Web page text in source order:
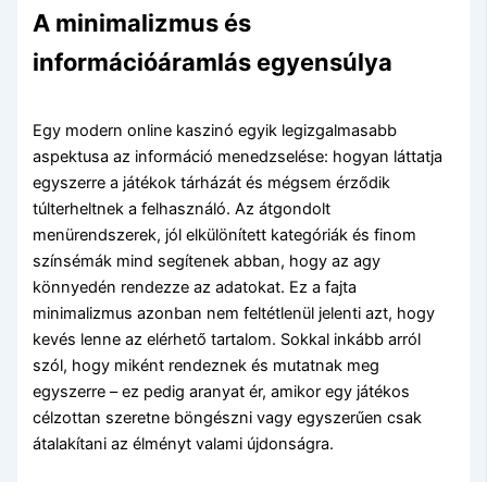
A minimalizmus és
információáramlás egyensúlya
Egy modern online kaszinó egyik legizgalmasabb
aspektusa az információ menedzselése: hogyan láttatja
egyszerre a játékok tárházát és mégsem érződik
túlterheltnek a felhasználó. Az átgondolt
menürendszerek, jól elkülönített kategóriák és finom
színsémák mind segítenek abban, hogy az agy
könnyedén rendezze az adatokat. Ez a fajta
minimalizmus azonban nem feltétlenül jelenti azt, hogy
kevés lenne az elérhető tartalom. Sokkal inkább arról
szól, hogy miként rendeznek és mutatnak meg
egyszerre – ez pedig aranyat ér, amikor egy játékos
célzottan szeretne böngészni vagy egyszerűen csak
átalakítani az élményt valami újdonságra.